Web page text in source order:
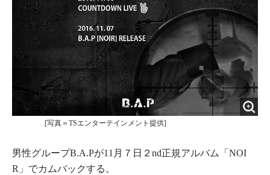
[写真＝TSエンターテインメント提供]
男性グループB.A.Pが11月７日２nd正規アルバム「NOI
R」でカムバックする。